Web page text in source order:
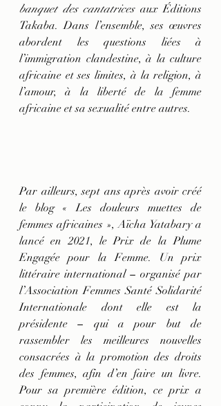
banquet des cantatrices aux Éditions
Takaba. Dans l’ensemble, ses œuvres
abordent les questions liées à
l’immigration clandestine, à la culture
africaine et ses limites, à la religion, à
l’amour, à la liberté de la femme
africaine et sa sexualité entre autres.
Par ailleurs, sept ans après avoir créé
le blog « Les douleurs muettes de
femmes africaines », Aïcha Yatabary a
lancé en 2021, le Prix de la Plume
Engagée pour la Femme. Un prix
littéraire international − organisé par
l’Association Femmes Santé Solidarité
Internationale dont elle est la
présidente − qui a pour but de
rassembler les meilleures nouvelles
consacrées à la promotion des droits
des femmes, afin d’en faire un livre.
Pour sa première édition, ce prix a